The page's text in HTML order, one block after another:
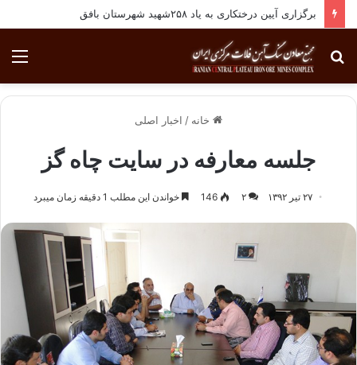
برگزاری آیین درختکاری به یاد ۲۵۸شهید شهرستان بافق
جستجو
برای
خانه / اخبار اصلی
جلسه معارفه در سایت چاه گز
۲۷ تیر ۱۳۹۲ ۲ 146 خواندن این مطلب 1 دقیقه زمان میبرد